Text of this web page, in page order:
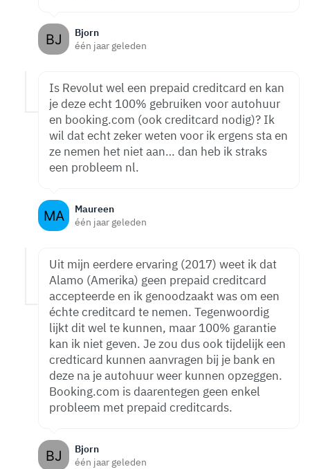
Bjorn
één jaar geleden
Maureen
één jaar geleden
Is Revolut wel een prepaid creditcard en kan
je deze echt 100% gebruiken voor autohuur
en booking.com (ook creditcard nodig)? Ik
wil dat echt zeker weten voor ik ergens sta en
ze nemen het niet aan… dan heb ik straks
een probleem nl.
Bjorn
één jaar geleden
Uit mijn eerdere ervaring (2017) weet ik dat
Alamo (Amerika) geen prepaid creditcard
accepteerde en ik genoodzaakt was om een
échte creditcard te nemen. Tegenwoordig
lijkt dit wel te kunnen, maar 100% garantie
kan ik niet geven. Je zou dus ook tijdelijk een
credticard kunnen aanvragen bij je bank en
deze na je autohuur weer kunnen opzeggen.
Booking.com is daarentegen geen enkel
probleem met prepaid creditcards.